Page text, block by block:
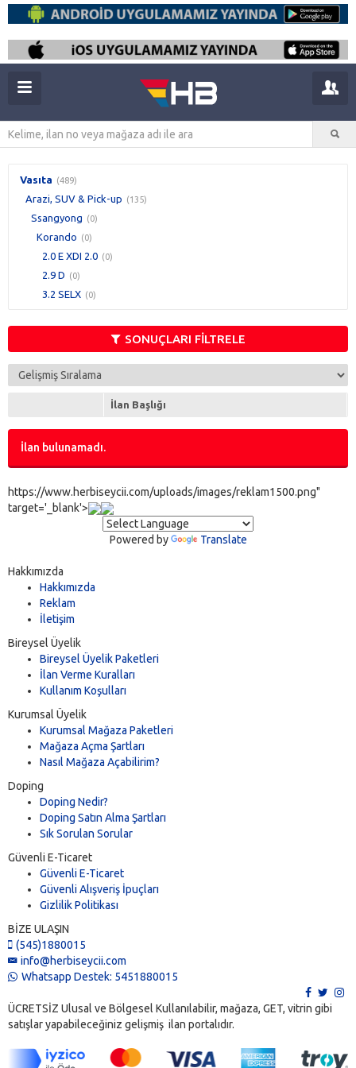
Vasıta (489)
Arazi, SUV & Pick-up (135)
Ssangyong (0)
Korando (0)
2.0 E XDI 2.0 (0)
2.9 D (0)
3.2 SELX (0)
SONUÇLARI FİLTRELE
İlan Başlığı
İlan bulunamadı.
https://www.herbiseycii.com/uploads/images/reklam1500.png"
target='_blank'>
Powered by Translate
Hakkımızda
Hakkımızda
Reklam
İletişim
Bireysel Üyelik
Bireysel Üyelik Paketleri
İlan Verme Kuralları
Kullanım Koşulları
Kurumsal Üyelik
Kurumsal Mağaza Paketleri
Mağaza Açma Şartları
Nasıl Mağaza Açabilirim?
Doping
Doping Nedir?
Doping Satın Alma Şartları
Sık Sorulan Sorular
Güvenli E-Ticaret
Güvenli E-Ticaret
Güvenli Alışveriş İpuçları
Gizlilik Politikası
BİZE ULAŞIN
(545)1880015
info@herbiseycii.com
Whatsapp Destek: 5451880015
ÜCRETSİZ Ulusal ve Bölgesel Kullanılabilir, mağaza, GET, vitrin gibi
satışlar yapabileceğiniz gelişmiş ilan portalıdır.